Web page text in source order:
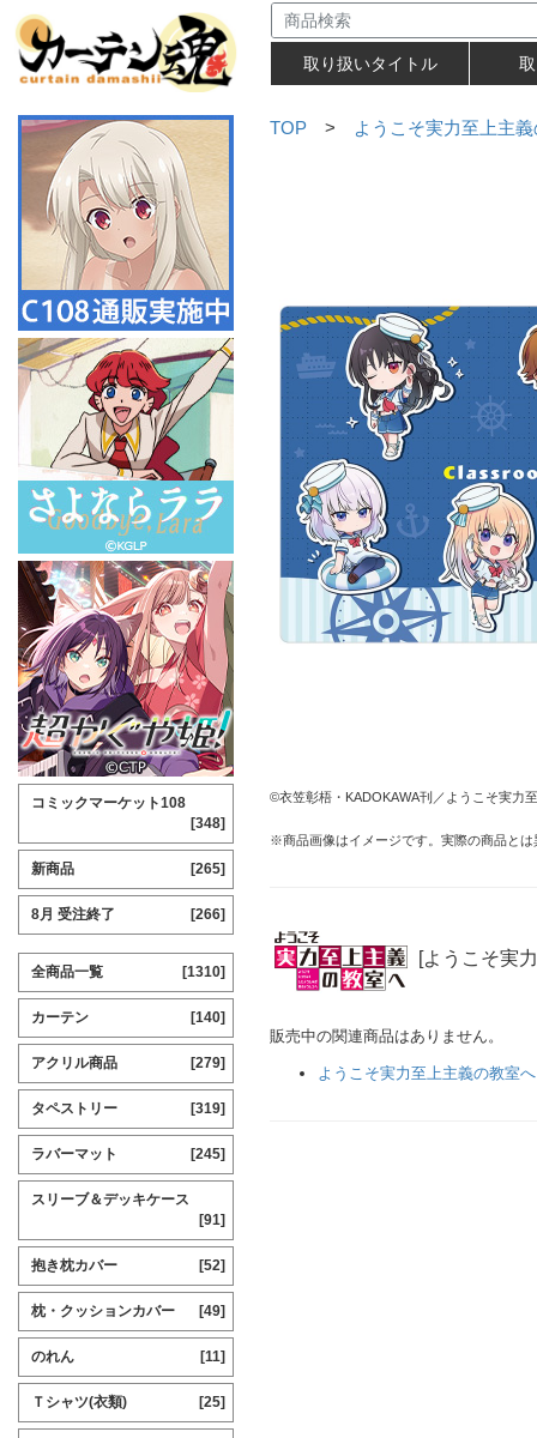
取り扱いタイトル
TOP > ようこそ実力至上主
©衣笠彰梧・KADOKAWA刊／ようこそ実力
※商品画像はイメージです。実際の商品と
[ようこそ実
販売中の関連商品はありません。
ようこそ実力至上主義の教室へ
コミックマーケット108
[348]
新商品 [265]
8月 受注終了 [266]
全商品一覧 [1310]
カーテン [140]
アクリル商品 [279]
タペストリー [319]
ラバーマット [245]
スリーブ＆デッキケース
[91]
抱き枕カバー [52]
枕・クッションカバー [49]
のれん [11]
Ｔシャツ(衣類) [25]